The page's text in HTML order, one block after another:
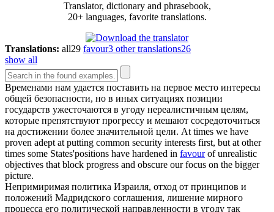
Translator, dictionary and phrasebook,
20+ languages, favorite translations.
Translations: all29 favour3 other translations26
show all
Временами нам удается поставить на первое место интересы
общей безопасности, но в иных ситуациях позиции
государств ужесточаются в угоду нереалистичным целям,
которые препятствуют прогрессу и мешают сосредоточиться
на достижении более значительной цели. At times we have
proven adept at putting common security interests first, but at other
times some States'positions have hardened in favourof unrealistic
objectives that block progress and obscure our focus on the bigger
picture.
Непримиримая политика Израиля, отход от принципов и
положений Мадридского соглашения, лишение мирного
процесса его политической направленности в угоду так